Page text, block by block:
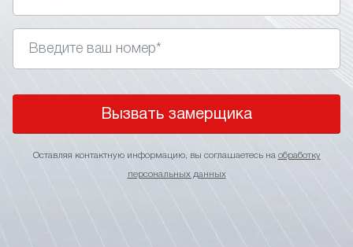
Вызвать замерщика
Оставляя контактную информацию, вы соглашаетесь на обработку
персональных данных